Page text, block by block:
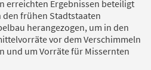
erreichten Ergebnissen beteiligt
den frühen Stadtstaaten
herangezogen, um in den
vor dem Verschimmeln
und um Vorräte für Missernten